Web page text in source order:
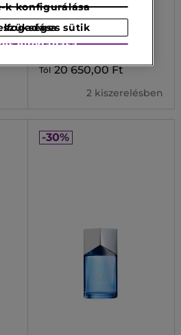
MERCEDES BENZ
THE MOVE
Eau De Toilette
Tól 20 650,00 Ft
2 kiszerelésben
-30%
k konfigurálása
a szükséges sütik elfogadása
elfogadása